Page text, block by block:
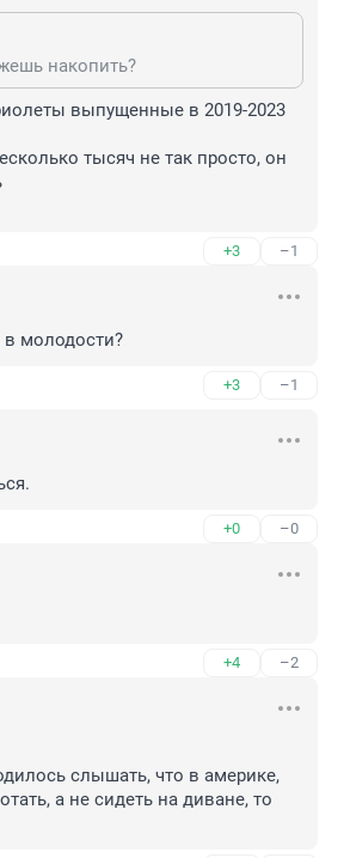
накопить?
выпущенные в 2019-2023
тысяч не так просто, он
+3 –1
в молодости?
+3 –1
+0 –0
+4 –2
слышать, что в америке,
а не сидеть на диване, то